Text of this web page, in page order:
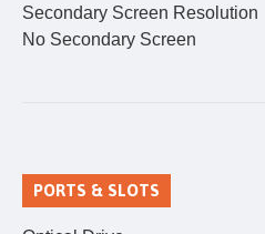
Secondary Screen Resolution
No Secondary Screen
PORTS & SLOTS